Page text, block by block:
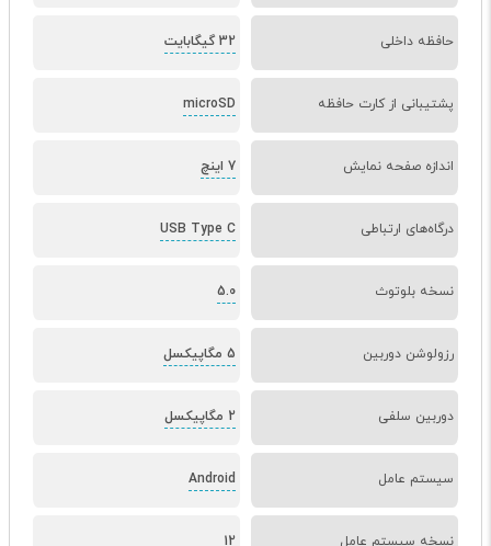
حافظه داخلی 32 گیگابایت
پشتیبانی از کارت حافظه microSD
اندازه صفحه نمایش 7 اینچ
درگاه‌های ارتباطی USB Type C
نسخه بلوتوث 5.0
رزولوشن دوربین 5 مگاپیکسل
دوربین سلفی 2 مگاپیکسل
سیستم عامل Android
نسخه سیستم عامل 12